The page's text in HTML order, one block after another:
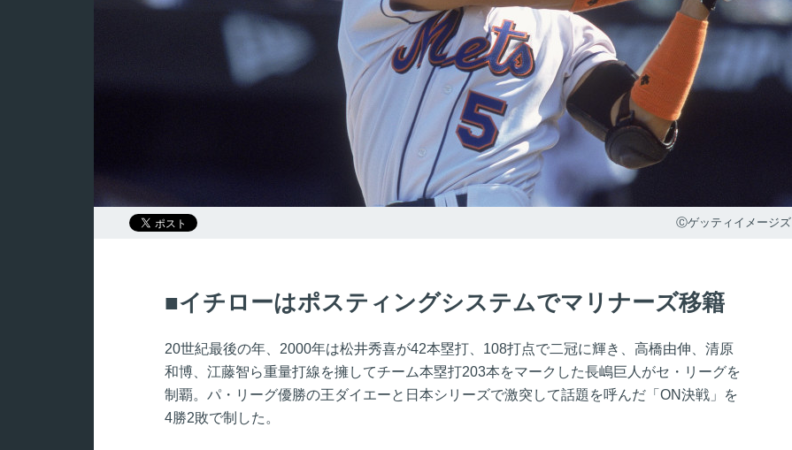
Ⓒゲッティイメージズ
イチローはポスティングシステムでマリナーズ移籍
20世紀最後の年、2000年は松井秀喜が42本塁打、108打点で二冠に輝き、高橋由伸、清原
和博、江藤智ら重量打線を擁してチーム本塁打203本をマークした長嶋巨人がセ・リーグを
制覇。パ・リーグ優勝の王ダイエーと日本シリーズで激突して話題を呼んだ「ON決戦」を
4勝2敗で制した。